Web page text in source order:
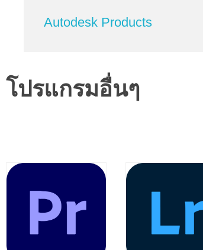
Autodesk Products
โปรแกรมอื่นๆ